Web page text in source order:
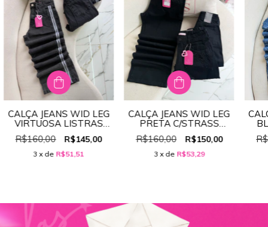
CALÇA JEANS WID LEG
VIRTUOSA LISTRAS
100% JENAS
R$160,00 R$145,00
3 x de R$51,51
CALÇA JEANS WID LEG
PRETA C/STRASS
VIRTUOSA ( GRANDE)
REF: 5567
R$160,00 R$150,00
3 x de R$53,29